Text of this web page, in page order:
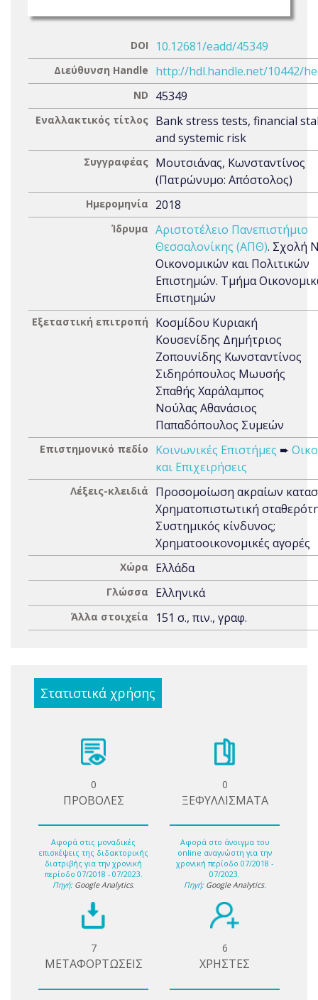
DOI 10.12681/eadd/45349
Διεύθυνση Handle http://hdl.handle.net/10442/
ND 45349
Εναλλακτικός τίτλος Bank stress tests, financial
and systemic risk
Συγγραφέας Μουτσιάνας, Κωνσταντίνος
(Πατρώνυμο: Απόστολος)
Ημερομηνία 2018
Ίδρυμα Αριστοτέλειο Πανεπιστήμιο
Θεσσαλονίκης (ΑΠΘ). Σχολή
Οικονομικών και Πολιτικών
Επιστημών. Τμήμα
Επιστημών
Εξεταστική επιτροπή
Κοσμίδου Κυριακή
Κουσενίδης Δημήτριος
Ζοπουνίδης Κωνσταντίνος
Σιδηρόπουλος Μωυσής
Σπαθής Χαράλαμπος
Νούλας Αθανάσιος
Παπαδόπουλος Συμεών
Επιστημονικό πεδίο Κοινωνικές Επιστήμες ➨
και Επιχειρήσεις
Λέξεις-κλειδιά
Προσομοίωση ακραίων
Χρηματοπιστωτική
Συστημικός κίνδυνος;
Χρηματοοικονομικές αγορές
Χώρα Ελλάδα
Γλώσσα Ελληνικά
Άλλα στοιχεία 151 σ., πιν., γραφ.
Στατιστικά χρήσης
0
ΠΡΟΒΟΛΕΣ
Αφορά στις μοναδικές
επισκέψεις της διδακτορικής
διατριβής για την χρονική
περίοδο 07/2018 - 07/2023.
Πηγή: Google Analytics.
0
ΞΕΦΥΛΛΙΣΜΑΤΑ
Αφορά στο άνοιγμα του
online αναγνώστη για την
χρονική περίοδο 07/2018 -
07/2023.
Πηγή: Google Analytics.
7
ΜΕΤΑΦΟΡΤΩΣΕΙΣ
6
ΧΡΗΣΤΕΣ